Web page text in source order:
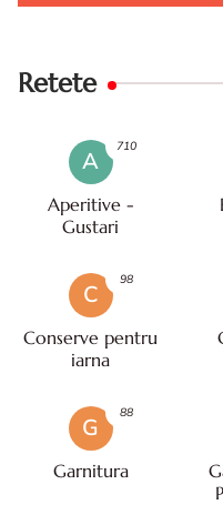
Retete
A
Aperitive -
Gustari
710
C
Conserve pentru
iarna
98
G
Garnitura
88